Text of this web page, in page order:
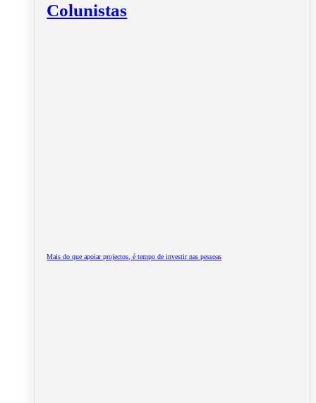
Colunistas
Mais do que apoiar projectos, é tempo de investir nas pessoas